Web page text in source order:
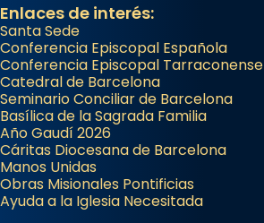
Enlaces de interés:
Santa Sede
Conferencia Episcopal Española
Conferencia Episcopal Tarraconense
Catedral de Barcelona
Seminario Conciliar de Barcelona
Basílica de la Sagrada Familia
Año Gaudí 2026
Cáritas Diocesana de Barcelona
Manos Unidas
Obras Misionales Pontificias
Ayuda a la Iglesia Necesitada